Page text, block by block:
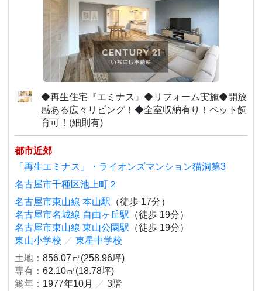
◆再生住宅『エミナス』◆リフォーム実施◆開放
感ある広々リビング！◆全室収納有り！ペット飼
育可！(細則有)
都市近郊
「再生エミナス」・ライオンズマンション猫洞第3
名古屋市千種区池上町２
名古屋市東山線 本山駅 （徒歩 17分）
名古屋市名城線 自由ヶ丘駅 （徒歩 19分）
名古屋市東山線 東山公園駅 （徒歩 19分）
東山小学校 ／ 東星中学校
土地：856.07㎡(258.96坪)
専有：62.10㎡(18.78坪)
築年： 1977年10月 ／ 3階